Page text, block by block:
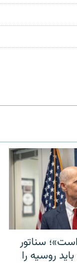
سناتور
روسیه را